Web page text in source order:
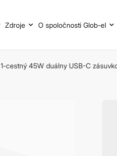
Zdroje O spoločnosti Glob-el
1-cestný 45W duálny USB-C